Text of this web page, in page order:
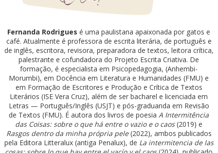
Fernanda Rodrigues é uma paulistana apaixonada por gatos e
café. Atualmente é professora de escrita literária, de português e
de inglês, escritora, revisora, preparadora de textos, leitora crítica,
palestrante e cofundadora do Projeto Escrita Criativa. De
formação, é especialista em Psicopedagogia, (Anhembi-
Morumbi), em Docência em Literatura e Humanidades (FMU) e
em Formação de Escritores e Produção e Crítica de Textos
Literários (ISE Vera Cruz), além de ser bacharel e licenciada em
Letras — Português/Inglês (USJT) e pós-graduanda em Revisão
de Textos (FMU). É autora dos livros de poesia A Intermitência
das Coisas: sobre o que há entre o vazio e o caos(2019) e
Rasgos dentro da minha própria pele(2022), ambos publicados
pela Editora Litteralux (antiga Penalux), de La intermitencia de las